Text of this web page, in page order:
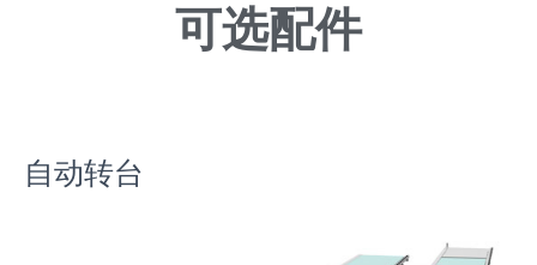
可选配件
自动转台